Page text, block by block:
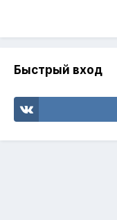
Быстрый вход